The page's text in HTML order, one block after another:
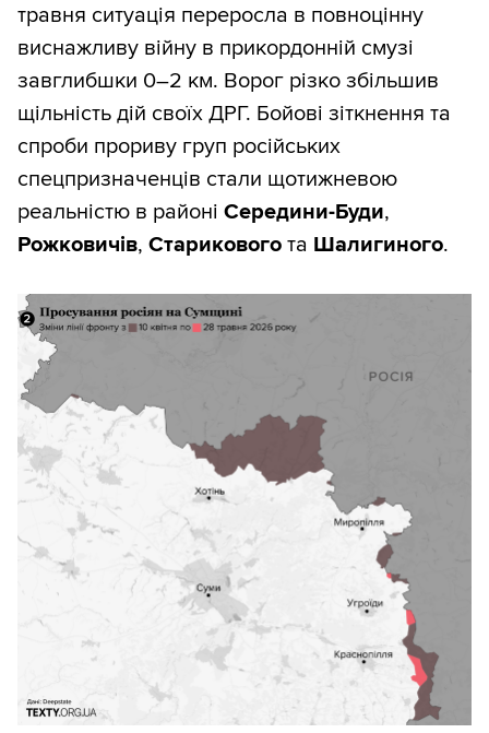
Така форма графіка дає змогу швидко
робити висновки:
жовтень 2023-го — серпень 2024-го
— суттєві втрати росіян, малі втрати
територій (ситуація ок);
жовтень 2024-го — січень 2025-го —
дуже великі втрати росіян, але й
швидша втрата територій (ситуація
складна, але контрольована);
травня по серпень 2025 року
відбувається швидка втрата
територій (ситуація погана);
вересень — жовтень 2025-го —
бачимо, що втрати росіян зростають і
вони просуваються повільніше,
можна говорити про стабілізацію;
листопад 2025-го — січень 2026-го
— знову все стало значно гірше;
лютий 2026-го — ситуація
вирівнюється;
травня ситуація переросла в повноцінну
виснажливу війну в прикордонній смузі
завглибшки 0–2 км. Ворог різко збільшив
щільність дій своїх ДРГ. Бойові зіткнення та
спроби прориву груп російських
спецпризначенців стали щотижневою
реальністю в районі Середини-Буди,
Рожковичів, Старикового та Шалигиного.